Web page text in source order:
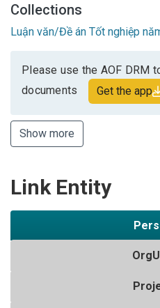
Collections
Luận văn/Đề án Tốt nghiệp
Please use the AOF DRM
documents
Get the app
Show more
Link Entity